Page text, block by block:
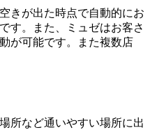
きが出た時点で自動的にお
す。また、ミュゼはお客さ
が可能です。また複数店
所など通いやすい場所に出